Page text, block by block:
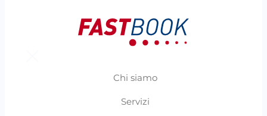
Chi siamo
Servizi